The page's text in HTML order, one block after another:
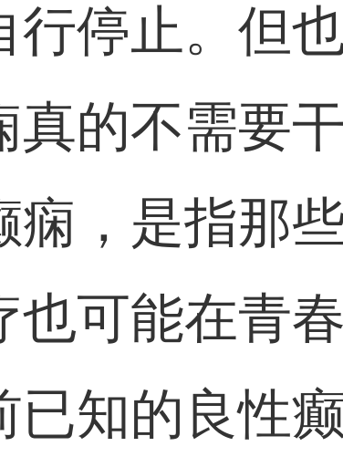
行停止。但
真的不需要
痫，是指那
也可能在青
已知的良性